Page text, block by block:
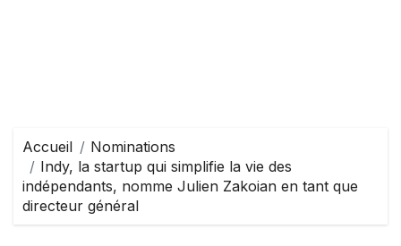
Accueil
Nominations
Indy, la startup qui simplifie la vie des
indépendants, nomme Julien Zakoian en tant que
directeur général